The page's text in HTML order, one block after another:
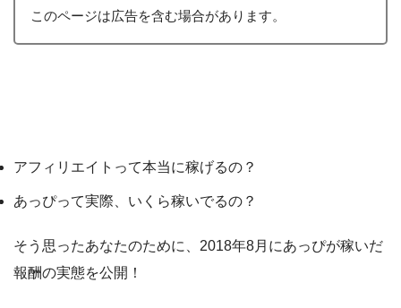
このページは広告を含む場合があります。
アフィリエイトって本当に稼げるの？
あっぴって実際、いくら稼いでるの？
そう思ったあなたのために、2018年8月にあっぴが稼いだ
報酬の実態を公開！